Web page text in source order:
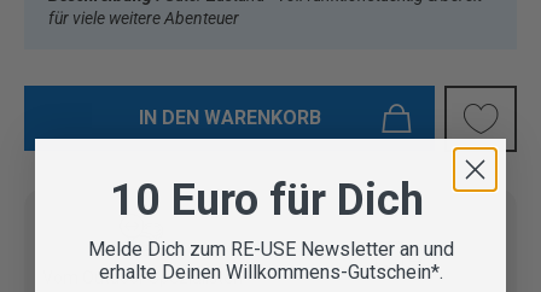
für viele weitere Abenteuer
IN DEN WARENKORB
Vom Outdoor Spezialisten
10 Euro für Dich
Melde Dich zum RE-USE Newsletter an und
erhalte Deinen Willkommens-Gutschein*.